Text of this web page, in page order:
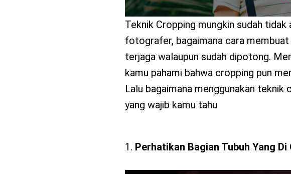
Teknik Cropping mungkin sudah tidak
fotografer, bagaimana cara
terjaga walaupun sudah dipotong.
kamu pahami bahwa cropping pun
Lalu bagaimana menggunakan teknik
yang wajib kamu tahu
Perhatikan Bagian Tubuh Yang Di